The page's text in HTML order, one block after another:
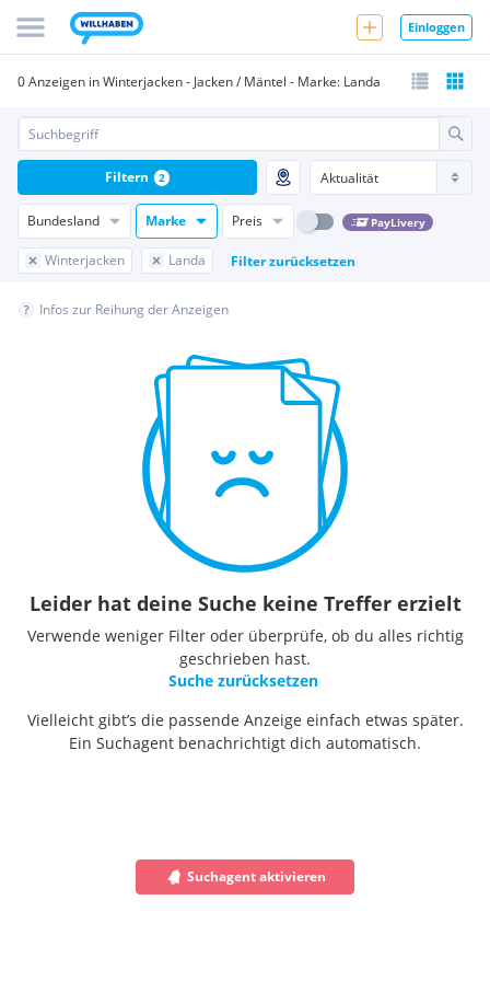
Einloggen
0 Anzeigen in Winterjacken - Jacken / Mäntel - Marke: Landa
Bundesland Marke Preis PayLivery
Winterjacken Landa Filter zurücksetzen
Filtern 2
Infos zur Reihung der Anzeigen
Leider hat deine Suche keine Treffer erzielt
Verwende weniger Filter oder überprüfe, ob du alles richtig
geschrieben hast.
Suche zurücksetzen
Vielleicht gibt’s die passende Anzeige einfach etwas später.
Ein Suchagent benachrichtigt dich automatisch.
Suchagent aktivieren